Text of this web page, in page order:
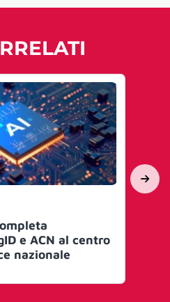
e ACN al centro
nazionale